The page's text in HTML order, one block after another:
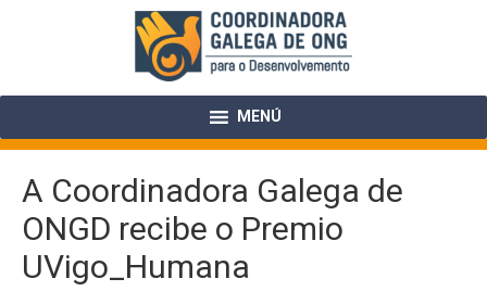
MENÚ
A Coordinadora Galega de
ONGD recibe o Premio
UVigo_Humana